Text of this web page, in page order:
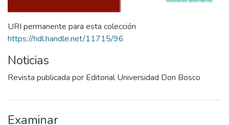
URI permanente para esta colección
https://hdl.handle.net/11715/96
Noticias
Revista publicada por Editorial Universidad Don Bosco
Examinar